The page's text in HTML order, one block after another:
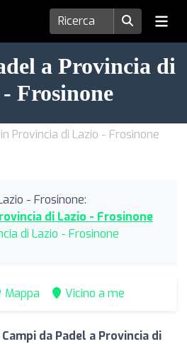
a Provincia di
Frosinone
Provincia di Lazio - Frosinone
- Frosinone:
di Lazio - Frosinone
di Lazio - Frosinone
Mappa Vicino a me
Campi da Padel a Provincia di